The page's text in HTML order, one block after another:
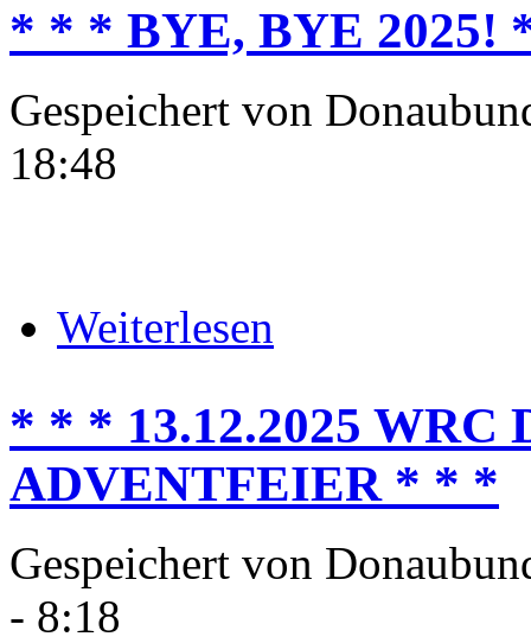
* * * BYE, BYE 2025!
Gespeichert von
18:48
Weiterlesen
* * * 13.12.2025 WRC
ADVENTFEIER * * *
Gespeichert von
- 8:18